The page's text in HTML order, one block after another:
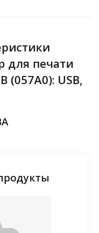
для печати
(057A0): USB,